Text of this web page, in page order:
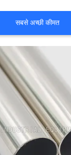
सबसे अच्छी कीमत